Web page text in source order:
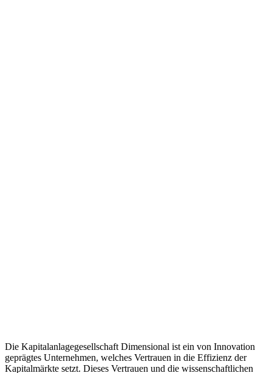
Die Kapitalanlagegesellschaft Dimensional ist ein von Innovation
geprägtes Unternehmen, welches Vertrauen in die Effizienz der
Kapitalmärkte setzt. Dieses Vertrauen und die wissenschaftlichen